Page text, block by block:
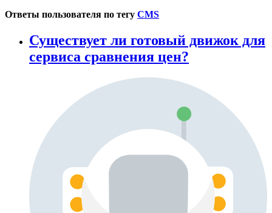
Ответы пользователя по тегу CMS
Существует ли готовый движок для
сервиса сравнения цен?